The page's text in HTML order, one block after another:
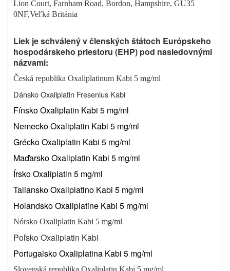
Lion Court, Farnham Road, Bordon, Hampshire, GU35
0NF,Veľká Británia
Liek je schválený v členských štátoch Európskeho
hospodárskeho priestoru (EHP) pod nasledovnými
názvami:
Česká republika Oxaliplatinum Kabi 5 mg/ml
Dánsko Oxaliplatin Fresenius Kabi
Fínsko Oxaliplatin Kabi 5 mg/ml
Nemecko Oxaliplatin Kabi 5 mg/ml
Grécko Oxaliplatin Kabi 5 mg/ml
Maďarsko Oxaliplatin Kabi 5 mg/ml
Írsko Oxaliplatin 5 mg/ml
Taliansko Oxaliplatino Kabi 5 mg/ml
Holandsko Oxaliplatine Kabi 5 mg/ml
Nórsko Oxaliplatin Kabi 5 mg/ml
Poľsko Oxaliplatin Kabi
Portugalsko Oxaliplatina Kabi 5 mg/ml
Slovenská republika Oxaliplatin Kabi 5 mg/ml